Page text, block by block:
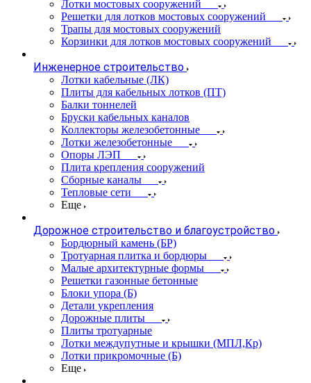
Лотки мостовых сооружений
Решетки для лотков мостовых сооружений
Трапы для мостовых сооружений
Корзинки для лотков мостовых сооружений
Инженерное строительство
Лотки кабельные (ЛК)
Плиты для кабельных лотков (ПТ)
Балки тоннелей
Бруски кабельных каналов
Коллекторы железобетонные
Лотки железобетонные
Опоры ЛЭП
Плита крепления сооружений
Сборные каналы
Тепловые сети
Еще
Дорожное строительство и благоустройство
Бордюрный камень (БР)
Тротуарная плитка и бордюры
Малые архитектурные формы
Решетки газонные бетонные
Блоки упора (Б)
Детали укрепления
Дорожные плиты
Плиты тротуарные
Лотки междупутные и крышки (МПЛ,Кр)
Лотки прикромочные (Б)
Еще